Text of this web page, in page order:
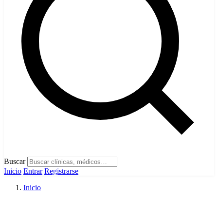
Buscar
Inicio Entrar Registrarse
Inicio